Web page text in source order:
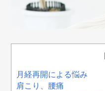
月経再開による悩み
肩こり、腰痛